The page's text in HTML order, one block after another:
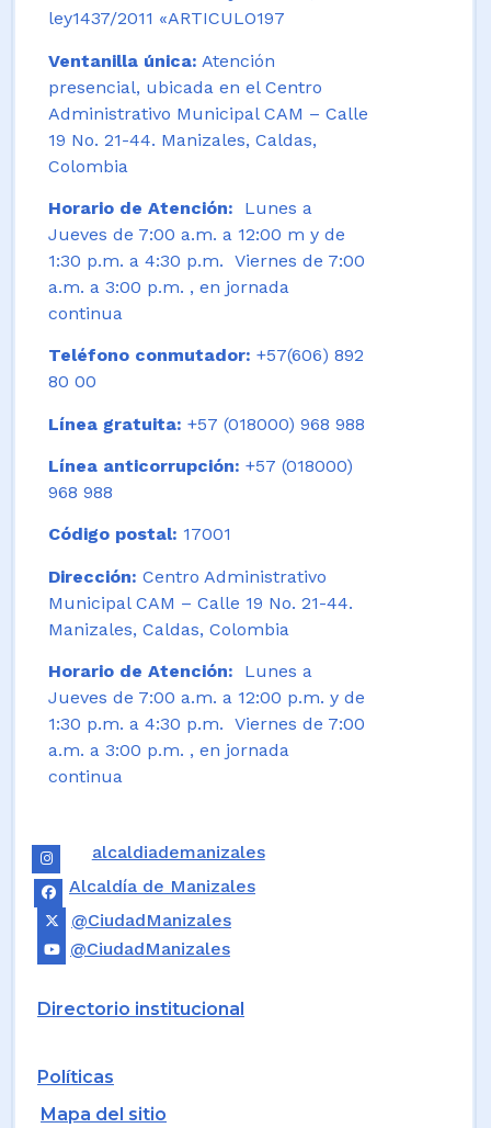
ley1437/2011 «ARTICULO197
Ventanilla única: Atención
presencial, ubicada en el Centro
Administrativo Municipal CAM – Calle
19 No. 21-44. Manizales, Caldas,
Colombia
Horario de Atención:
Lunes a
Jueves de 7:00 a.m. a 12:00 m y de
1:30 p.m. a 4:30 p.m. Viernes de 7:00
a.m. a 3:00 p.m. , en jornada
continua
Teléfono conmutador: +57(606) 892
80 00
Línea gratuita: +57 (018000) 968 988
Línea anticorrupción: +57 (018000)
968 988
Código postal: 17001
Dirección: Centro Administrativo
Municipal CAM – Calle 19 No. 21-44.
Manizales, Caldas, Colombia
Horario de Atención: Lunes a
Jueves de 7:00 a.m. a 12:00 p.m. y de
1:30 p.m. a 4:30 p.m. Viernes de 7:00
a.m. a 3:00 p.m. , en jornada
continua
alcaldiademanizales
Alcaldía de Manizales
@CiudadManizales
@CiudadManizales
Directorio institucional
Políticas
Mapa del sitio